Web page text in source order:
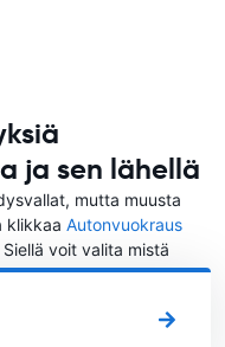
ja sen lähellä
mutta muusta
klikkaa Autonvuokraus
voit valita mistä
vuokrata auton.